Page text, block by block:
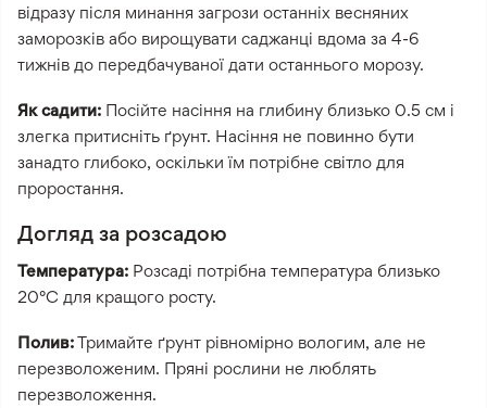
відразу після минання загрози останніх весняних
заморозків або вирощувати саджанці вдома за 4-6
тижнів до передбачуваної дати останнього морозу.
Як садити: Посійте насіння на глибину близько 0.5 см і
злегка притисніть ґрунт. Насіння не повинно бути
занадто глибоко, оскільки їм потрібне світло для
проростання.
Догляд за розсадою
Температура: Розсаді потрібна температура близько
20°C для кращого росту.
Полив:Тримайте ґрунт рівномірно вологим, але не
перезволоженим. Пряні рослини не люблять
перезволоження.